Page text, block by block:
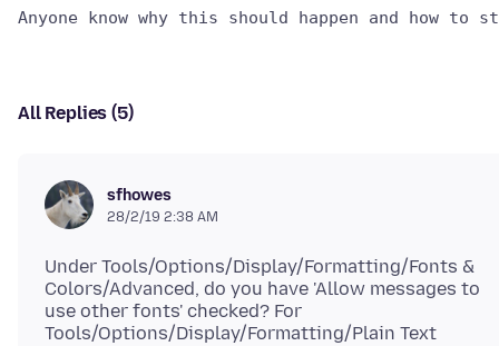
All Replies (5)
sfhowes
28/2/19 2:38 AM
Under Tools/Options/Display/Formatting/Fonts &
Colors/Advanced, do you have 'Allow messages to
use other fonts' checked? For
Tools/Options/Display/Formatting/Plain Text